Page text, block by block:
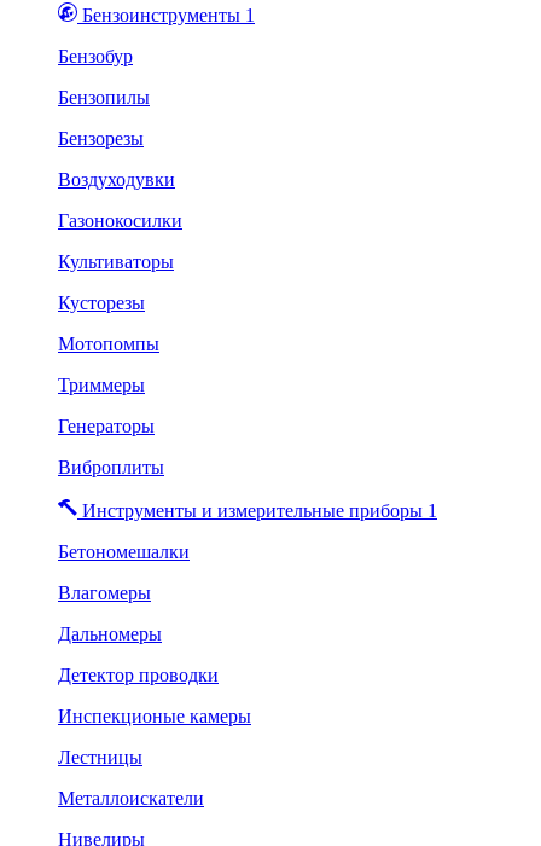
Бензоинструменты 1
Бензобур
Бензопилы
Бензорезы
Воздуходувки
Газонокосилки
Культиваторы
Кусторезы
Мотопомпы
Триммеры
Генераторы
Виброплиты
Инструменты и измерительные приборы 1
Бетономешалки
Влагомеры
Дальномеры
Детектор проводки
Инспекционые камеры
Лестницы
Металлоискатели
Нивелиры